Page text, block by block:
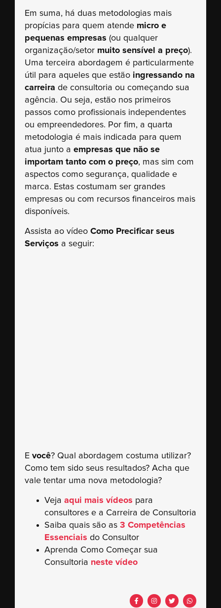
Em suma, há duas metodologias mais
propícias para quem atende micro e
pequenas empresas (ou qualquer
organização/setor muito sensível a preço).
Uma terceira abordagem é particularmente
útil para aqueles que estão ingressando na
carreira de consultoria ou começando sua
agência. Ou seja, estão nos primeiros
passos como profissionais independentes
ou empreendedores. Por fim, a quarta
metodologia é mais indicada para quem
atua junto a empresas que não se
importam tanto com o preço, mas sim com
aspectos como segurança, qualidade e
marca. Estas costumam ser grandes
empresas ou com recursos financeiros mais
disponíveis.
Assista ao vídeo Como Precificar seus
Serviços a seguir:
E você? Qual abordagem costuma utilizar?
Como tem sido seus resultados? Acha que
vale tentar uma nova metodologia?
Veja aqui mais vídeos para
consultores e a Carreira de Consultoria
Saiba quais são as 3 Competências
Essenciais do Consultor
Aprenda Como Começar sua
Consultoria neste vídeo